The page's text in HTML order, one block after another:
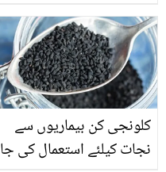
پھول کو کن چیزوں میں
استعمال کرسکتے ہیں اور
اسکے فائدے کیا ہیں؟
کلونجی کن بیماریوں سے
نجات کیلئے استعمال کی جا